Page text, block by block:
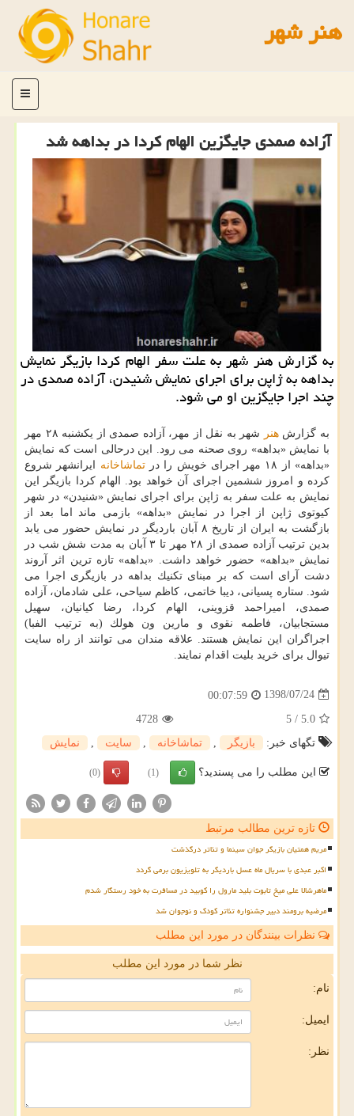
هنر شهر
منو
آزاده صمدی جایگزین الهام كردا در بداهه شد
به گزارش هنر شهر به علت سفر الهام كردا بازیگر نمایش
بداهه به ژاپن برای اجرای نمایش شنیدن، آزاده صمدی در
چند اجرا جایگزین او می شود.
به گزارشهنر
شهر به نقل از مهر، آزاده صمدی از یكشنبه ۲۸ مهر
با نمایش «بداهه» روی صحنه می رود. این درحالی است كه نمایش
«بداهه» از ۱۸ مهر اجرای خویش را در
تماشاخانه ایرانشهر شروع
كرده و امروز ششمین اجرای آن خواهد بود. الهام كردا بازیگر این
نمایش به علت سفر به ژاپن برای اجرای نمایش «شنیدن» در شهر
كیوتوی ژاپن از اجرا در نمایش «بداهه» بازمی ماند اما بعد از
بازگشت به ایران از تاریخ ۸ آبان باردیگر در نمایش حضور می یابد
بدین ترتیب آزاده صمدی از ۲۸ مهر تا ۳ آبان به مدت شش شب در
نمایش «بداهه» حضور خواهد داشت. «بداهه» تازه ترین اثر آروند
دشت آرای است كه بر مبنای تكنیك بداهه در بازیگری اجرا می
شود. ستاره پسیانی، دیبا خاتمی، كاظم سیاحی، علی شادمان، آزاده
صمدی، امیراحمد قزوینی، الهام كردا، رضا كیانیان، سهیل
مستجابیان، فاطمه نقوی و مارین ون هولك (به ترتیب الفبا)
اجراگران این نمایش هستند. علاقه مندان می توانند از راه سایت
تیوال برای خرید بلیت اقدام نمایند.
1398/07/24
00:07:59
5.0
/
5
4728
تگهای خبر:
بازیگر , تماشاخانه , سایت , نمایش
این مطلب را می پسندید؟ (1)
(0)
تازه ترین مطالب مرتبط
مریم همتیان بازیگر جوان سینما و تئاتر درگذشت
اکبر عبدی با سریال ماه عسل باردیگر به تلویزیون برمی گردد
ماهرشالا علی میخ تابوت بلید مارول را کوبید در مسافرت به خود رستگار شدم
مرضیه برومند دبیر جشنواره تئاتر کودک و نوجوان شد
نظرات بینندگان در مورد این مطلب
نظر شما در مورد این مطلب
نام:
ایمیل:
نظر: